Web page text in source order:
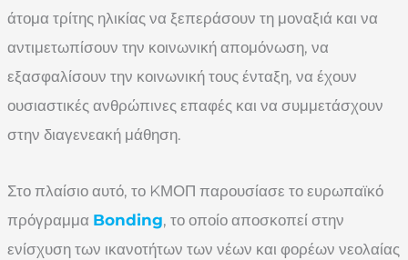
άτομα τρίτης ηλικίας να ξεπεράσουν τη μοναξιά και να
αντιμετωπίσουν την κοινωνική απομόνωση, να
εξασφαλίσουν την κοινωνική τους ένταξη, να έχουν
ουσιαστικές ανθρώπινες επαφές και να συμμετάσχουν
στην διαγενεακή μάθηση.
Στο πλαίσιο αυτό, το KΜΟΠ παρουσίασε το ευρωπαϊκό
πρόγραμμα Bonding, το οποίο αποσκοπεί στην
ενίσχυση των ικανοτήτων των νέων και φορέων νεολαίας